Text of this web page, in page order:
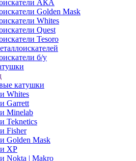
АКА
Golden Mask
Whites
Quest
Tesoro
б/у
катушки
Whites
Garrett
Minelab
Teknetics
Fisher
Golden Mask
XP
Nokta | Makro